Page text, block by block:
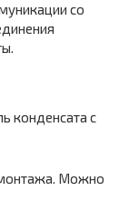
со
конденсата с
Можно